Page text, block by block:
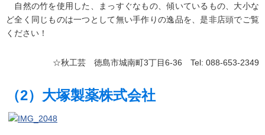
自然の竹を使用した、まっすぐなもの、傾いているもの、大小な
ど全く同じものは一つとして無い手作りの逸品を、是非店頭でご覧
ください！
☆秋工芸 徳島市城南町3丁目6-36 Tel: 088-653-2349
（2）大塚製薬株式会社